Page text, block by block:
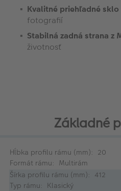
Kvalitné priehľadné sklo
fotografií
Stabilná zadná strana z
životnosť
Základné
Hĺbka profilu rámu (mm): 20
Formát rámu: Multirám
Šírka profilu rámu (mm): 412
Typ rámu: Klasický